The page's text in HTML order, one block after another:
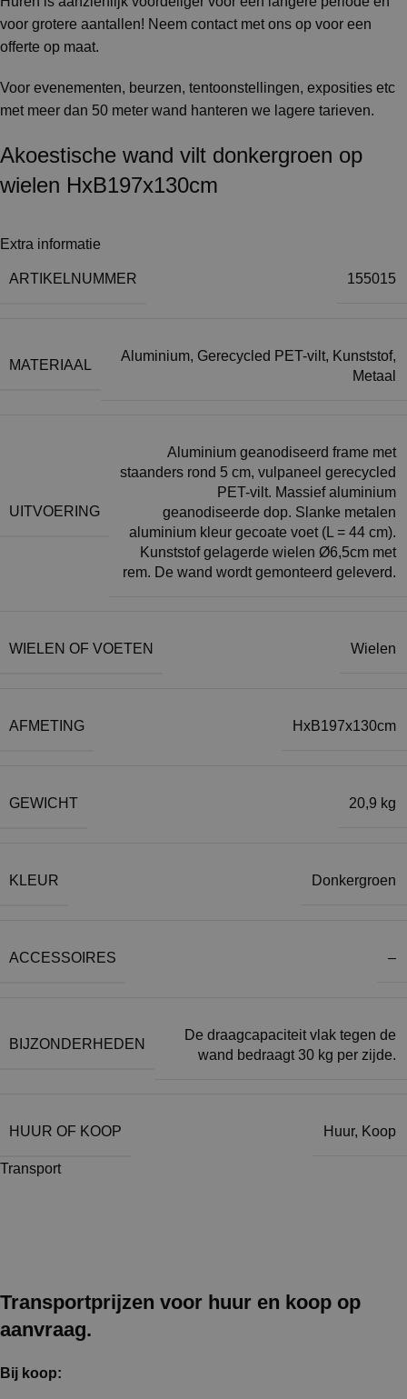
voor grotere aantallen! Neem contact met ons op voor een
offerte op maat.
Voor evenementen, beurzen, tentoonstellingen, exposities etc
met meer dan 50 meter wand hanteren we lagere tarieven.
Akoestische wand vilt donkergroen op
wielen HxB197x130cm
Extra informatie
ARTIKELNUMMER 155015
MATERIAAL
Aluminium, Gerecycled PET-vilt, Kunststof,
Metaal
UITVOERING
Aluminium geanodiseerd frame met
staanders rond 5 cm, vulpaneel gerecycled
PET-vilt. Massief aluminium
geanodiseerde dop. Slanke metalen
aluminium kleur gecoate voet (L = 44 cm).
Kunststof gelagerde wielen Ø6,5cm met
rem. De wand wordt gemonteerd geleverd.
WIELEN OF VOETEN Wielen
AFMETING HxB197x130cm
GEWICHT 20,9 kg
KLEUR Donkergroen
ACCESSOIRES –
BIJZONDERHEDEN
De draagcapaciteit vlak tegen de
wand bedraagt 30 kg per zijde.
HUUR OF KOOP Huur, Koop
Transport
Transportprijzen voor huur en koop op
aanvraag.
Bij koop: